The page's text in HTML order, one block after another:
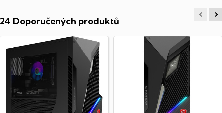
24 Doporučených produktů